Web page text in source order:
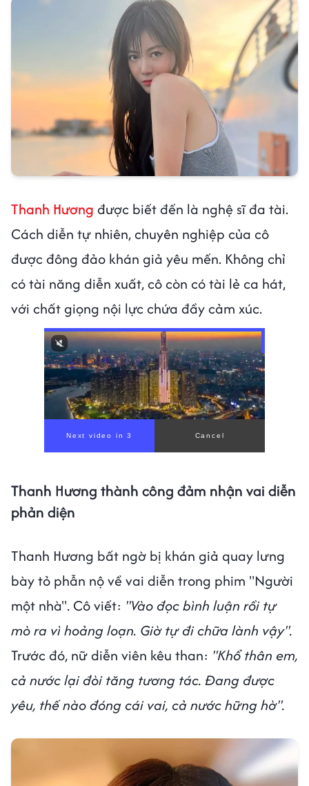
Thanh Hương được biết đến là nghệ sĩ đa tài.
Cách diễn tự nhiên, chuyên nghiệp của cô
được đông đảo khán giả yêu mến. Không chỉ
có tài năng diễn xuất, cô còn có tài lẻ ca hát,
với chất giọng nội lực chứa đầy cảm xúc.
Thanh Hương thành công đảm nhận vai diễn
phản diện
Thanh Hương bất ngờ bị khán giả quay lưng
bày tỏ phẫn nộ về vai diễn trong phim "Người
một nhà". Cô viết: "Vào đọc bình luận rồi tự
mò ra vì hoảng loạn. Giờ tự đi chữa lành vậy".
Trước đó, nữ diễn viên kêu than: "Khổ thân em,
cả nước lại đòi tăng tương tác. Đang được
yêu, thế nào đóng cái vai, cả nước hững hờ".